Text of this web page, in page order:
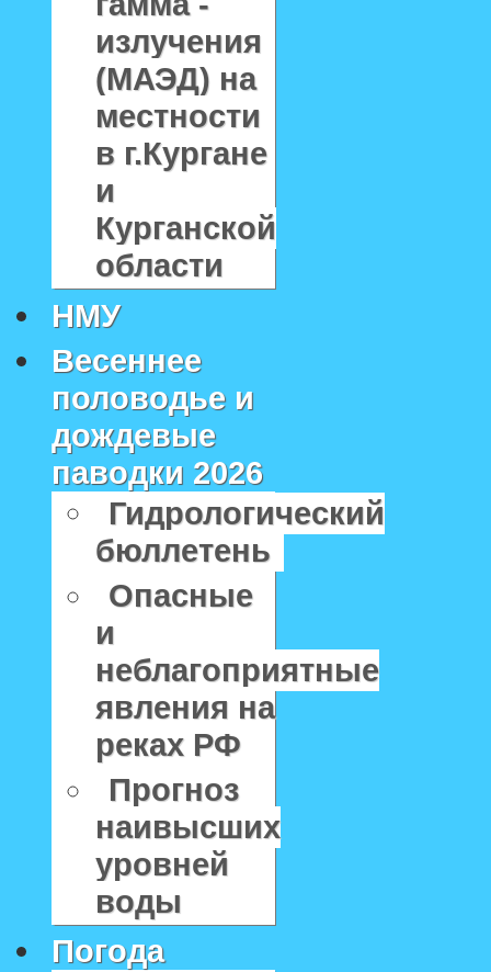
излучения
(МАЭД) на
местности
в г.Кургане
и
Курганской
области
НМУ
Весеннее
половодье и
дождевые
паводки 2026
Гидрологический
бюллетень
Опасные
и
неблагоприятные
явления на
реках РФ
Прогноз
наивысших
уровней
воды
Погода